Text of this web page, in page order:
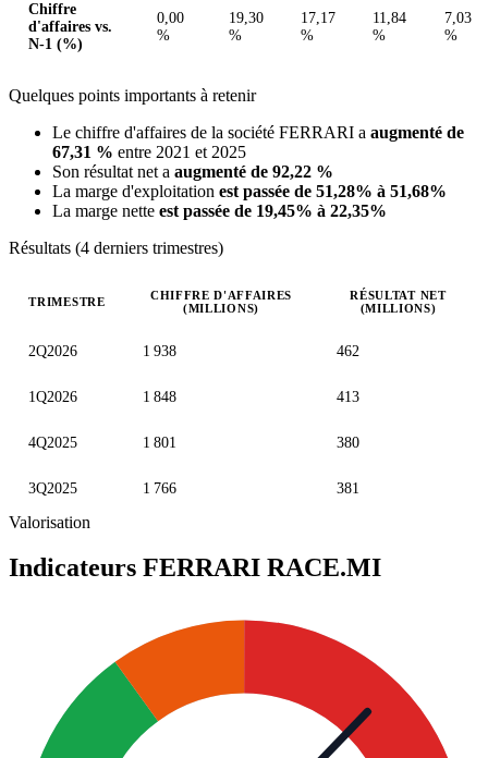
Chiffre
d'affaires vs.
N-1 (%)
0,00
%
19,30
%
17,17
%
11,84
%
7,03
%
Quelques points importants à retenir
Le chiffre d'affaires de la société FERRARI a augmenté de
67,31 % entre 2021 et 2025
Son résultat net a augmenté de 92,22 %
La marge d'exploitation est passée de 51,28% à 51,68%
La marge nette est passée de 19,45% à 22,35%
Résultats (4 derniers trimestres)
TRIMESTRE
CHIFFRE D'AFFAIRES
(MILLIONS)
RÉSULTAT NET
(MILLIONS)
2Q2026 1 938 462
1Q2026 1 848 413
4Q2025 1 801 380
3Q2025 1 766 381
Valorisation
Indicateurs FERRARI RACE.MI